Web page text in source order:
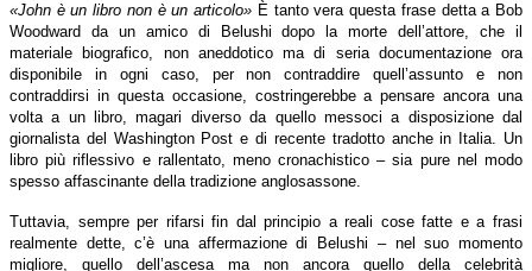
«John è un libro non è un articolo» È tanto vera questa frase detta a Bob
Woodward da un amico di Belushi dopo la morte dell’attore, che il
materiale biografico, non aneddotico ma di seria documentazione ora
disponibile in ogni caso, per non contraddire quell’assunto e non
contraddirsi in questa occasione, costringerebbe a pensare ancora una
volta a un libro, magari diverso da quello messoci a disposizione dal
giornalista del Washington Post e di recente tradotto anche in Italia. Un
libro più riflessivo e rallentato, meno cronachistico – sia pure nel modo
spesso affascinante della tradizione anglosassone.
Tuttavia, sempre per rifarsi fin dal principio a reali cose fatte e a frasi
realmente dette, c’è una affermazione di Belushi – nel suo momento
migliore, quello dell’ascesa ma non ancora quello della celebrità